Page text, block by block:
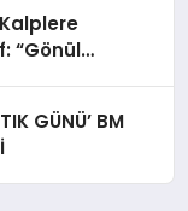
“Gönül
GÜNÜ’ BM